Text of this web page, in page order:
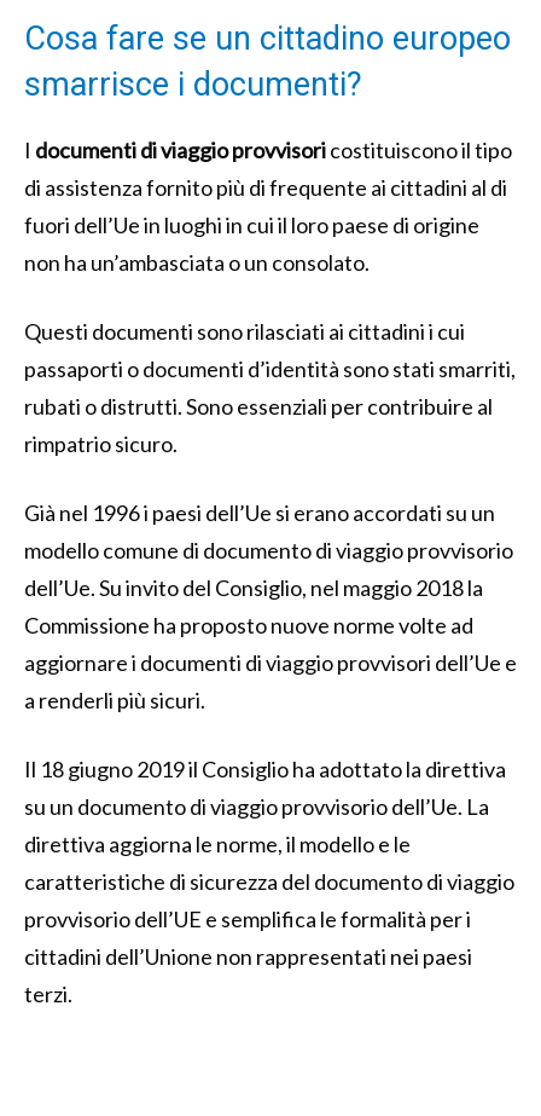
Cosa fare se un cittadino europeo
smarrisce i documenti?
I documenti di viaggio provvisoricostituiscono il tipo
di assistenza fornito più di frequente ai cittadini al di
fuori dell’Ue in luoghi in cui il loro paese di origine
non ha un’ambasciata o un consolato.
Questi documenti sono rilasciati ai cittadini i cui
passaporti o documenti d’identità sono stati smarriti,
rubati o distrutti. Sono essenziali per contribuire al
rimpatrio sicuro.
Già nel 1996 i paesi dell’Ue si erano accordati su un
modello comune di documento di viaggio provvisorio
dell’Ue. Su invito del Consiglio, nel maggio 2018 la
Commissione ha proposto nuove norme volte ad
aggiornare i documenti di viaggio provvisori dell’Ue e
a renderli più sicuri.
Il 18 giugno 2019 il Consiglio ha adottato la direttiva
su un documento di viaggio provvisorio dell’Ue. La
direttiva aggiorna le norme, il modello e le
caratteristiche di sicurezza del documento di viaggio
provvisorio dell’UE e semplifica le formalità per i
cittadini dell’Unione non rappresentati nei paesi
terzi.